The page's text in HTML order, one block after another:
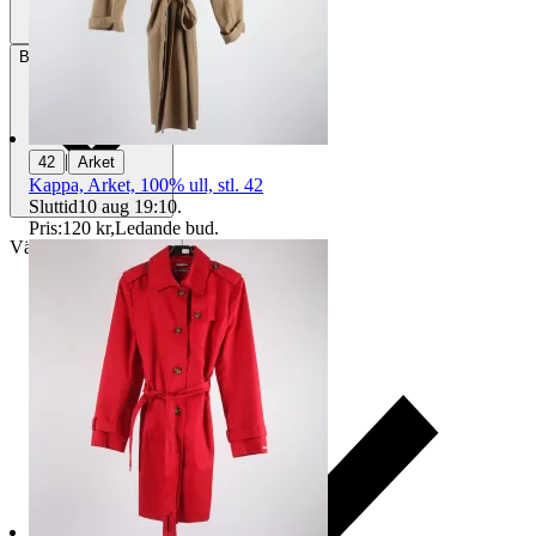
Betalning Via Tradera
Välj till köparskydd
42 | Arket
Kappa, Arket, 100% ull, stl. 42
Sluttid10 aug 19:10.
Pris:120 kr,Ledande bud.